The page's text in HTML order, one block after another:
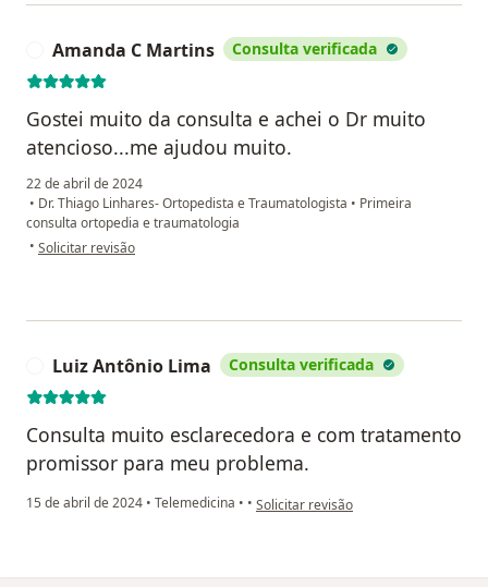
Amanda C Martins Consulta verificada
Gostei muito da consulta e achei o Dr muito
atencioso...me ajudou muito.
22 de abril de 2024
• Dr. Thiago Linhares- Ortopedista e Traumatologista • Primeira
consulta ortopedia e traumatologia
• na opinião do utilizador Amanda C Martins
Solicitar revisão
Luiz Antônio Lima Consulta verificada
Consulta muito esclarecedora e com tratamento
promissor para meu problema.
15 de abril de 2024 • Telemedicina • • na opinião do utilizador Luiz Antônio
Solicitar revisão